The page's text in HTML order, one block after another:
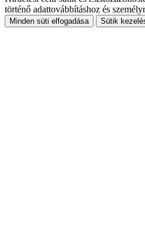
történő adattovábbításhoz és
Minden süti elfogadása Sütik